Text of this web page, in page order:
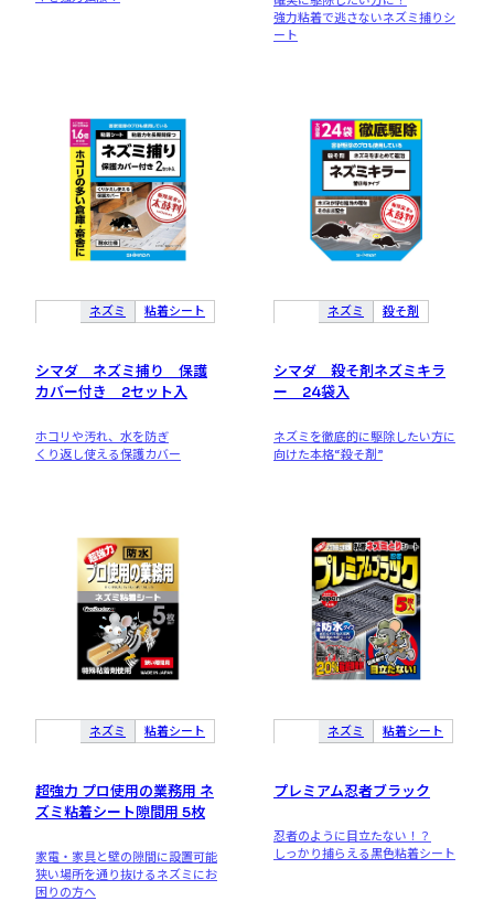
強力粘着で逃さないネズミ捕りシ
ート
ネズミ 粘着シート
シマダ ネズミ捕り 保護
カバー付き 2セット入
ホコリや汚れ、水を防ぎ
くり返し使える保護カバー
ネズミ 殺そ剤
シマダ 殺そ剤ネズミキラ
ー 24袋入
ネズミを徹底的に駆除したい方に
向けた本格“殺そ剤”
ネズミ 粘着シート
超強力 プロ使用の業務用 ネ
ズミ粘着シート隙間用 5枚
家電・家具と壁の隙間に設置可能
狭い場所を通り抜けるネズミにお
困りの方へ
ネズミ 粘着シート
プレミアム忍者ブラック
忍者のように目立たない！？
しっかり捕らえる黒色粘着シート